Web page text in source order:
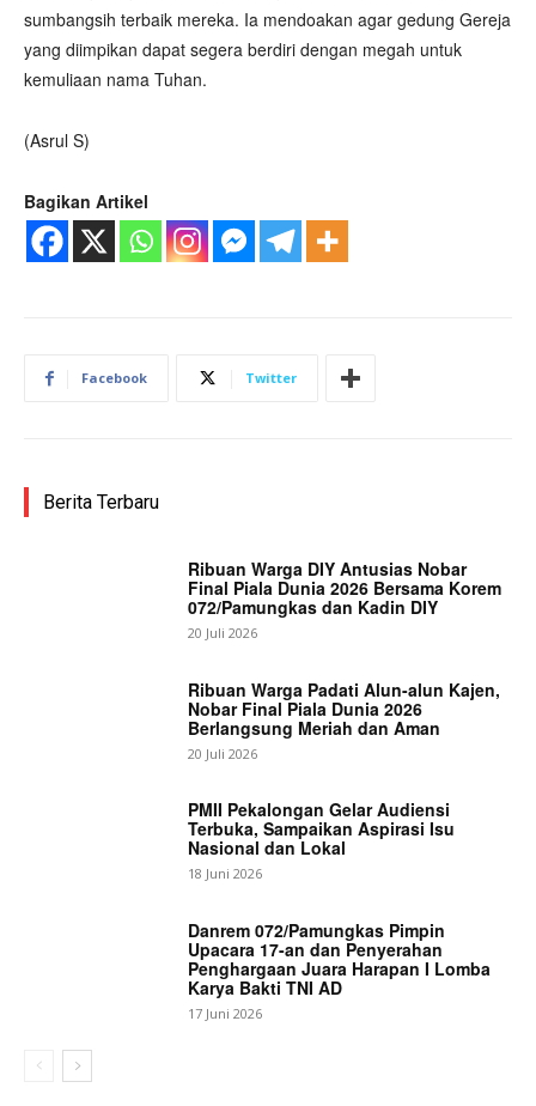
sumbangsih terbaik mereka. Ia mendoakan agar gedung Gereja
yang diimpikan dapat segera berdiri dengan megah untuk
kemuliaan nama Tuhan.
(Asrul S)
Bagikan Artikel
Facebook Twitter
Berita Terbaru
Ribuan Warga DIY Antusias Nobar
Final Piala Dunia 2026 Bersama Korem
072/Pamungkas dan Kadin DIY
20 Juli 2026
Ribuan Warga Padati Alun-alun Kajen,
Nobar Final Piala Dunia 2026
Berlangsung Meriah dan Aman
20 Juli 2026
PMII Pekalongan Gelar Audiensi
Terbuka, Sampaikan Aspirasi Isu
Nasional dan Lokal
18 Juni 2026
Danrem 072/Pamungkas Pimpin
Upacara 17-an dan Penyerahan
Penghargaan Juara Harapan I Lomba
Karya Bakti TNI AD
17 Juni 2026